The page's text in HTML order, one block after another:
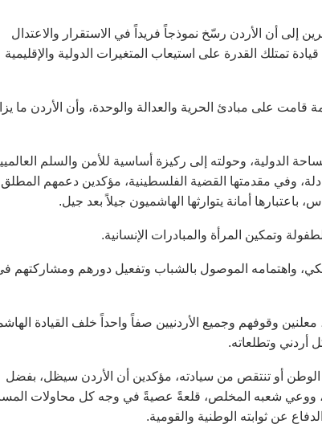
إلى أن الأردن رسّخ نموذجاً فريداً في الاستقرار والاعتدال
تمتلك القدرة على استيعاب المتغيرات الدولية والإقليمية
قامت على مبادئ الحرية والعدالة والوحدة، وأن الأردن ما
الدولية، وحولته إلى ركيزة أساسية للأمن والسلم
وفي مقدمتها القضية الفلسطينية، مؤكدين دعمهم المطلق
أمانة يتوارثها الهاشميون جيلاً بعد جيل.
وتمكين المرأة والمبادرات الإنسانية.
واهتمامه الموصول بالشباب وتفعيل دورهم ومشاركتهم
معلنين وقوفهم وجميع الأردنيين صفاً واحداً خلف القيادة
أردني وتطلعاته.
أو تنتقص من سيادته، مؤكدين أن الأردن سيظل، بفضل
ووعي شعبه المخلص، قلعةً عصيةً في وجه كل محاولات
عن ثوابته الوطنية والقومية.